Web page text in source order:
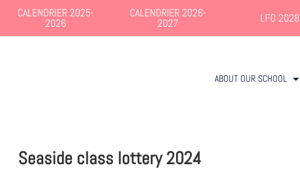
CALENDRIER 2025-
2026
CALENDRIER 2026-
2027 LFO 2028
ABOUT OUR SCHOOL
Seaside class lottery 2024